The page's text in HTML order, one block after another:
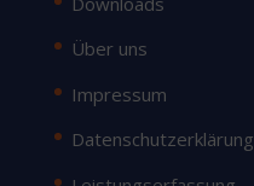
Über uns
Impressum
Datenschutzerklärung